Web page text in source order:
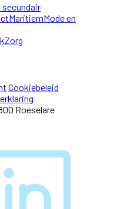
secundair
MaritiemMode en
Zorg
Cookiebeleid
Roeselare